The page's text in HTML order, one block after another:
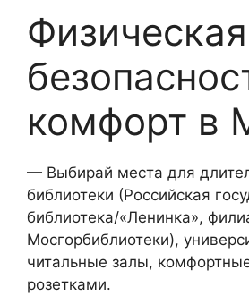
Физическая
комфорт в
— Выбирай места для
библиотеки (Российская
библиотека/«Ленинка»,
Мосгорбиблиотеки),
читальные залы,
розетками.